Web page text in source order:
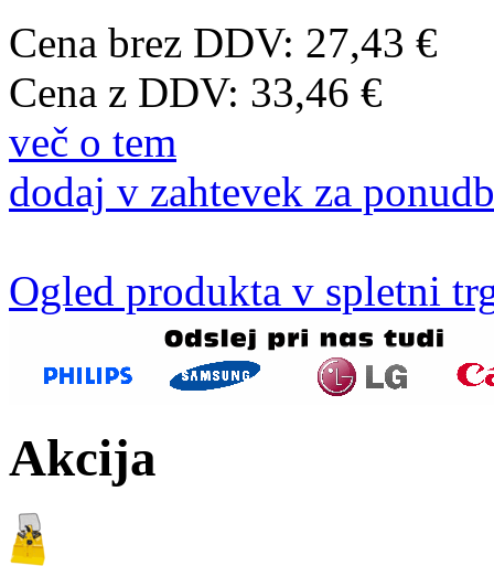
Cena brez DDV: 27,43 €
Cena z DDV: 33,46 €
več o tem
dodaj v zahtevek za
Ogled produkta v spletni
Akcija